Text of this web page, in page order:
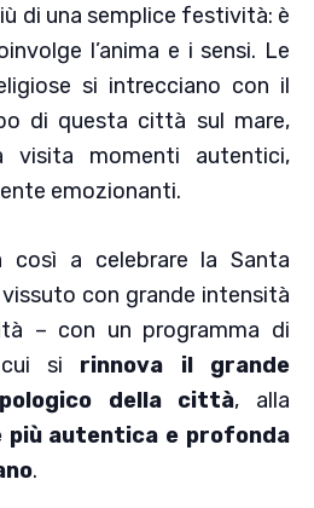
di una semplice festività: è
l’anima e i sensi. Le
si intrecciano con il
di questa città sul mare,
visita momenti autentici,
emozionanti.
a celebrare la Santa
con grande intensità
– con un programma di
si rinnova il grande
della città, alla
più autentica e profonda
.